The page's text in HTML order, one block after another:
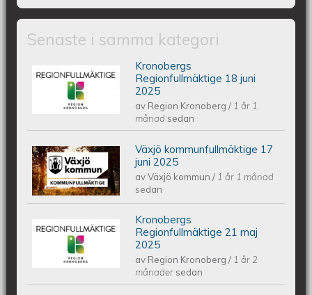
Senaste i samma kategori
Kronobergs regionfullmäktige 18 juni
2025
Kronobergs
Regionfullmäktige 18 juni
2025
av Region Kronoberg/ 1 år 1
månad sedan
Växjös kommunfullmäktige 17 juni
2025
Växjö kommunfullmäktige 17
juni 2025
avVäxjö kommun/ 1 år 1 månad
sedan
Kronobergs regionfullmäktige 21 maj
2025
Kronobergs
Regionfullmäktige 21 maj
2025
av Region Kronoberg/ 1 år 2
månader sedan